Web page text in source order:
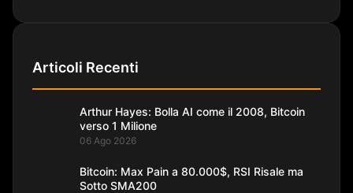
Articoli Recenti
Arthur Hayes: Bolla AI come il 2008, Bitcoin
verso 1 Milione
06 Ago 2026
Bitcoin: Max Pain a 80.000$, RSI Risale ma
Sotto SMA200